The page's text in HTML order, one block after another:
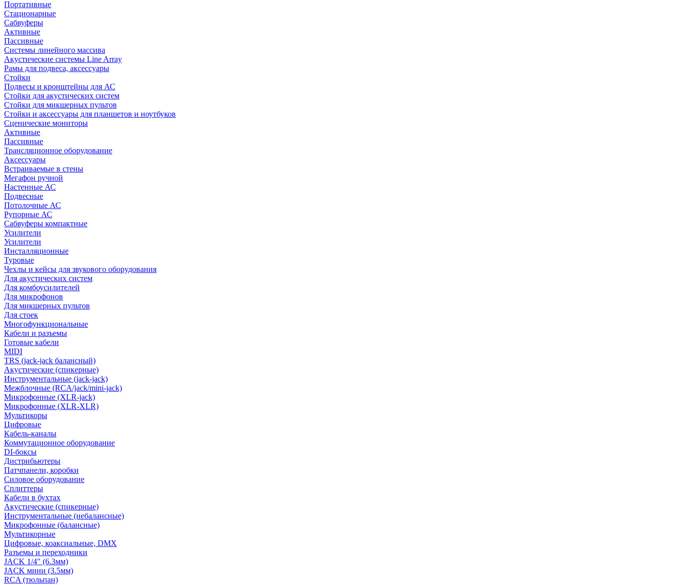
Портативные
Стационарные
Сабвуферы
Активные
Пассивные
Системы линейного массива
Акустические системы Line Array
Рамы для подвеса, аксессуары
Стойки
Подвесы и кронштейны для АС
Стойки для акустических систем
Стойки для микшерных пультов
Стойки и аксессуары для планшетов и ноутбуков
Сценические мониторы
Активные
Пассивные
Трансляционное оборудование
Аксессуары
Встраиваемые в стены
Мегафон ручной
Настенные АС
Подвесные
Потолочные АС
Рупорные АС
Сабвуферы компактные
Усилители
Усилители
Инсталляционные
Туровые
Чехлы и кейсы для звукового оборудования
Для акустических систем
Для комбоусилителей
Для микрофонов
Для микшерных пультов
Для стоек
Многофункциональные
Кабели и разъемы
Готовые кабели
MIDI
TRS (jack-jack балансный)
Акустические (спикерные)
Инструментальные (jack-jack)
Межблочные (RCA/jack/mini-jack)
Микрофонные (XLR-jack)
Микрофонные (XLR-XLR)
Мультикоры
Цифровые
Кабель-каналы
Коммутационное оборудование
DI-боксы
Дистрибьютеры
Патчпанели, коробки
Силовое оборудование
Сплиттеры
Кабели в бухтах
Акустические (спикерные)
Инструментальные (небалансные)
Микрофонные (балансные)
Мультикорные
Цифровые, коаксиальные, DMX
Разъемы и переходники
JACK 1/4" (6.3мм)
JACK мини (3.5мм)
RCA (тюльпан)